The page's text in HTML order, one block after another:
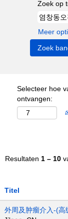
Zoek op
Meer
Selecteer hoe
ontvangen:
Resultaten 1 – 10
Titel
外周及肿瘤介入-(高